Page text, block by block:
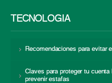
TECNOLOGÍA
Recomendaciones para evitar
Claves para proteger tu
prevenir estafas